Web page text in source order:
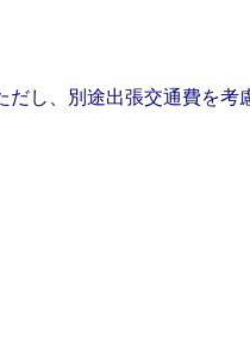
し、別途出張交通費を